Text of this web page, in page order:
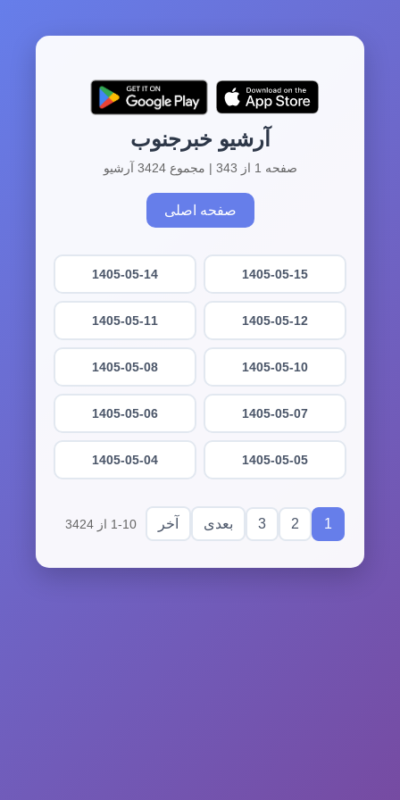
آرشیو خبرجنوب
صفحه 1 از 343 | مجموع 3424 آرشیو
صفحه اصلی
1405-05-15
1405-05-14
1405-05-12
1405-05-11
1405-05-10
1405-05-08
1405-05-07
1405-05-06
1405-05-05
1405-05-04
1
2
3 بعدی آخر 1-10 از 3424